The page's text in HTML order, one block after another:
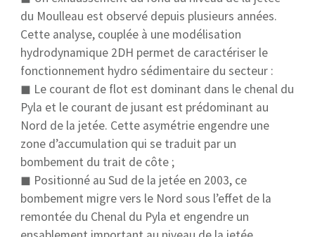
du Moulleau est observé depuis plusieurs années.
Cette analyse, couplée à une modélisation
hydrodynamique 2DH permet de caractériser le
fonctionnement hydro sédimentaire du secteur :
◼ Le courant de flot est dominant dans le chenal du
Pyla et le courant de jusant est prédominant au
Nord de la jetée. Cette asymétrie engendre une
zone d’accumulation qui se traduit par un
bombement du trait de côte ;
◼ Positionné au Sud de la jetée en 2003, ce
bombement migre vers le Nord sous l’effet de la
remontée du Chenal du Pyla et engendre un